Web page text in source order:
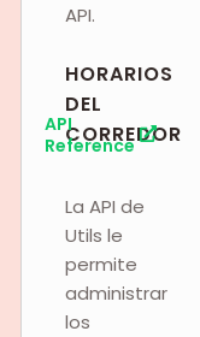
API.
HORARIOS
DEL
CORREDOR
API
Reference
La API de
Utils le
permite
administrar
los